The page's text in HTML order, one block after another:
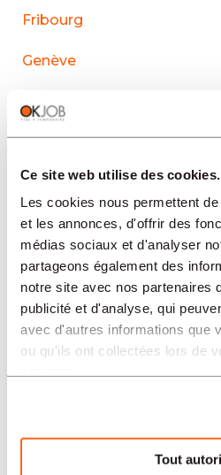
Ce site web utilise des cookies.
Les cookies nous permettent
et les annonces, d'offrir des
médias sociaux et d'analyser
partageons également des
notre site avec nos partenaires
publicité et d'analyse, qui
avec d'autres informations que
ou qu'ils ont collectées lors de
Tout
Fribourg
Genève
La Chaux-de-Fonds
Lausanne
Le Sentier
Neuchâtel
Soleure
Yverdon-les-Bains
Aarau
Nos offres
par secteur